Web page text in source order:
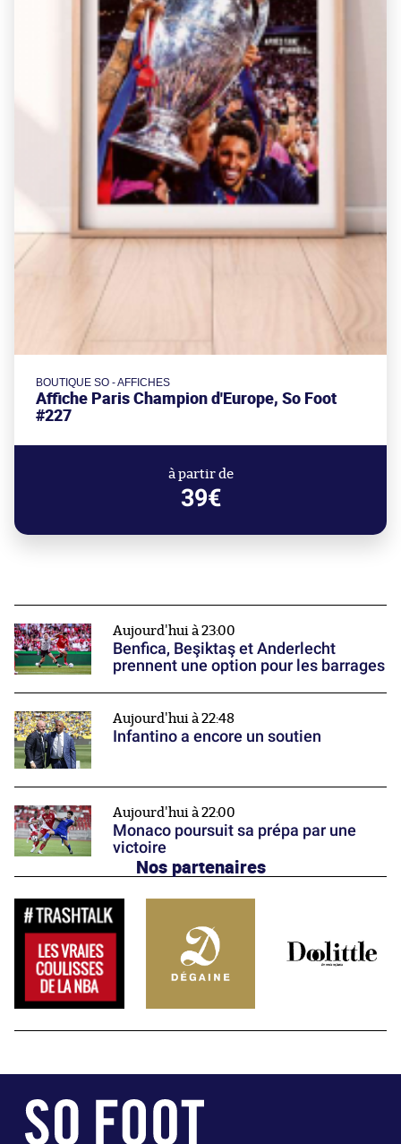
BOUTIQUE SO - AFFICHES
Affiche Paris Champion d'Europe, So Foot
#227
à partir de
39€
Aujourd'hui à 23:00
Benfica, Beşiktaş et Anderlecht
prennent une option pour les barrages
Aujourd'hui à 22:48
Infantino a encore un soutien
Aujourd'hui à 22:00
Monaco poursuit sa prépa par une
victoire
Nos partenaires